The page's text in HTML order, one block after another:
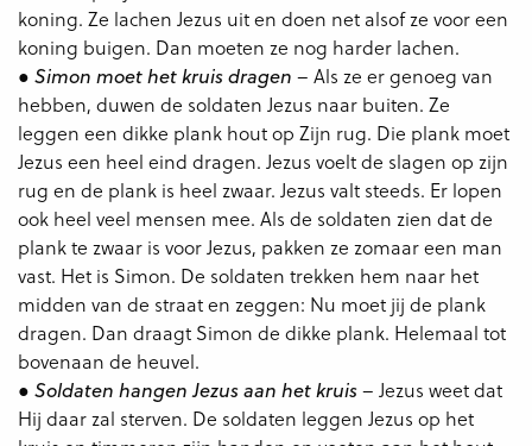
koning. Ze lachen Jezus uit en doen net alsof ze voor een
koning buigen. Dan moeten ze nog harder lachen.
● Simon moet het kruis dragen – Als ze er genoeg van
hebben, duwen de soldaten Jezus naar buiten. Ze
leggen een dikke plank hout op Zijn rug. Die plank moet
Jezus een heel eind dragen. Jezus voelt de slagen op zijn
rug en de plank is heel zwaar. Jezus valt steeds. Er lopen
ook heel veel mensen mee. Als de soldaten zien dat de
plank te zwaar is voor Jezus, pakken ze zomaar een man
vast. Het is Simon. De soldaten trekken hem naar het
midden van de straat en zeggen: Nu moet jij de plank
dragen. Dan draagt Simon de dikke plank. Helemaal tot
bovenaan de heuvel.
● Soldaten hangen Jezus aan het kruis– Jezus weet dat
Hij daar zal sterven. De soldaten leggen Jezus op het